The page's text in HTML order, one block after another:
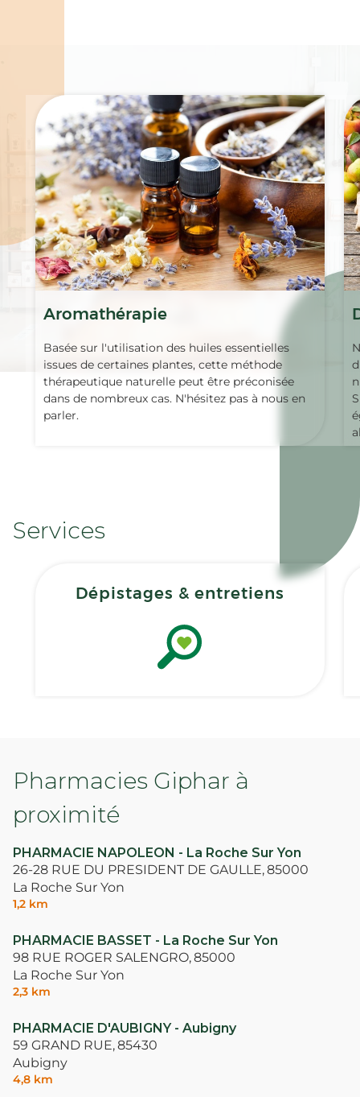
Aromathérapie
Basée sur l'utilisation des huiles essentielles
issues de certaines plantes, cette méthode
thérapeutique naturelle peut être préconisée
dans de nombreux cas. N'hésitez pas à nous en
parler.
Services
Dépistages & entretiens
Pharmacies Giphar à
proximité
PHARMACIE NAPOLEON - La Roche Sur Yon
26-28 RUE DU PRESIDENT DE GAULLE,85000
La Roche Sur Yon
1,2 km
PHARMACIE BASSET - La Roche Sur Yon
98 RUE ROGER SALENGRO,85000
La Roche Sur Yon
2,3 km
PHARMACIE D'AUBIGNY - Aubigny
59 GRAND RUE,85430
Aubigny
4,8 km